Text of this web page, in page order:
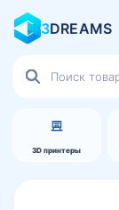
3DREAMS
3D принтеры
товаров